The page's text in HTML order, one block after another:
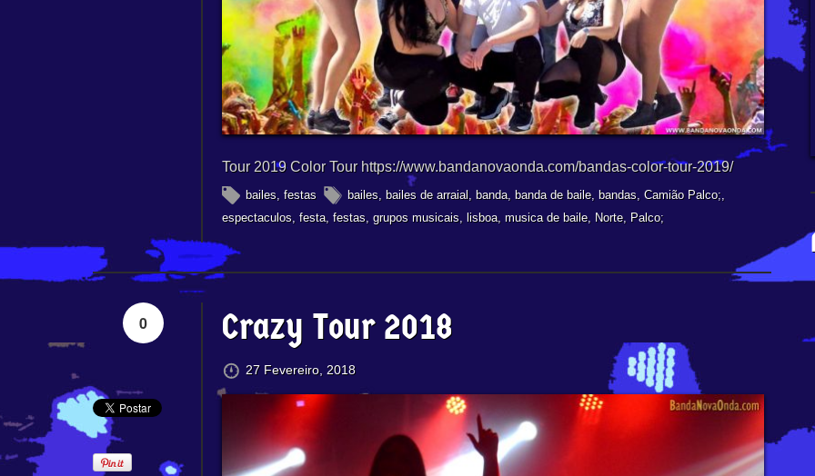
Tour 2019 Color Tour https://www.bandanovaonda.com/bandas-color-tour-2019/
bailes, festas bailes, bailes de arraial, banda, banda de baile, bandas, Camião Palco;,
espectaculos, festa, festas, grupos musicais, lisboa, musica de baile, Norte, Palco;
0 Crazy Tour 2018
27 Fevereiro, 2018